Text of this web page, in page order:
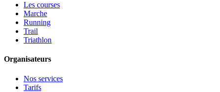
Les courses
Marche
Running
Trail
Triathlon
Organisateurs
Nos services
Tarifs